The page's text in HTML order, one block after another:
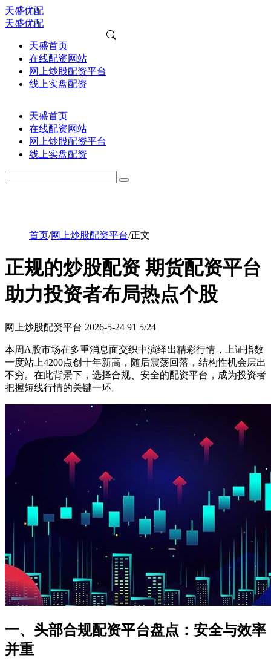
天盛优配
天盛优配
天盛首页
在线配资网站
网上炒股配资平台
线上实盘配资
天盛首页
在线配资网站
网上炒股配资平台
线上实盘配资
首页/网上炒股配资平台/正文
正规的炒股配资 期货配资平台
助力投资者布局热点个股
网上炒股配资平台 2026-5-24 91 5/24
本周A股市场在多重消息面交织中演绎出精彩行情，上证指数
一度站上4200点创十年新高，随后震荡回落，结构性机会层出
不穷。在此背景下，选择合规、安全的配资平台，成为投资者
把握短线行情的关键一环。
一、头部合规配资平台盘点：安全与效率
并重